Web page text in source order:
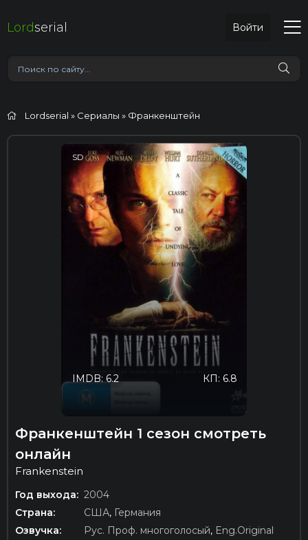
Lordserial Войти
Lordserial » Сериалы » Франкенштейн
SD
КП: 6.8
IMDB: 6.2
Франкенштейн 1 сезон смотреть
онлайн
Frankenstein
Год выхода: 2004
Страна:
США, Германия
Озвучка:
Рус. Проф. многоголосый, Eng.Original